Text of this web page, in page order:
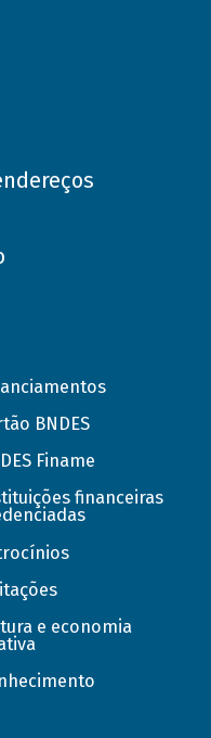
BNDES
Finame
financeiras
e economia